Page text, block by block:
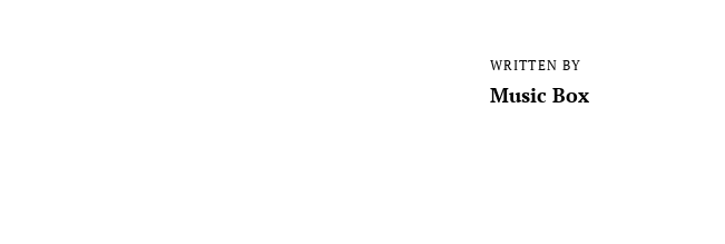
WRITTEN BY
Music Box